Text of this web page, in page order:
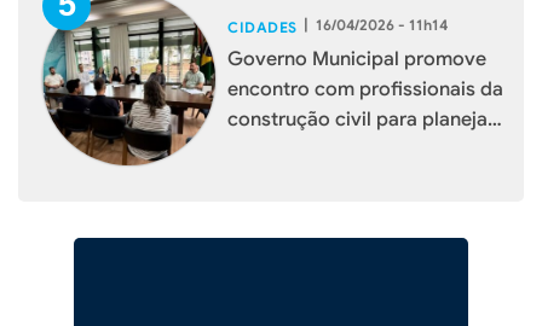
CIDADES | 16/04/2026 - 11h14
Governo Municipal promove
encontro com profissionais da
construção civil para planejar